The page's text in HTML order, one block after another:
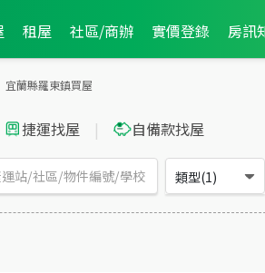
租屋 社區/商辦 實價登錄 房訊
宜蘭縣羅東鎮買屋
捷運找屋 | 自備款找屋
類型(1)